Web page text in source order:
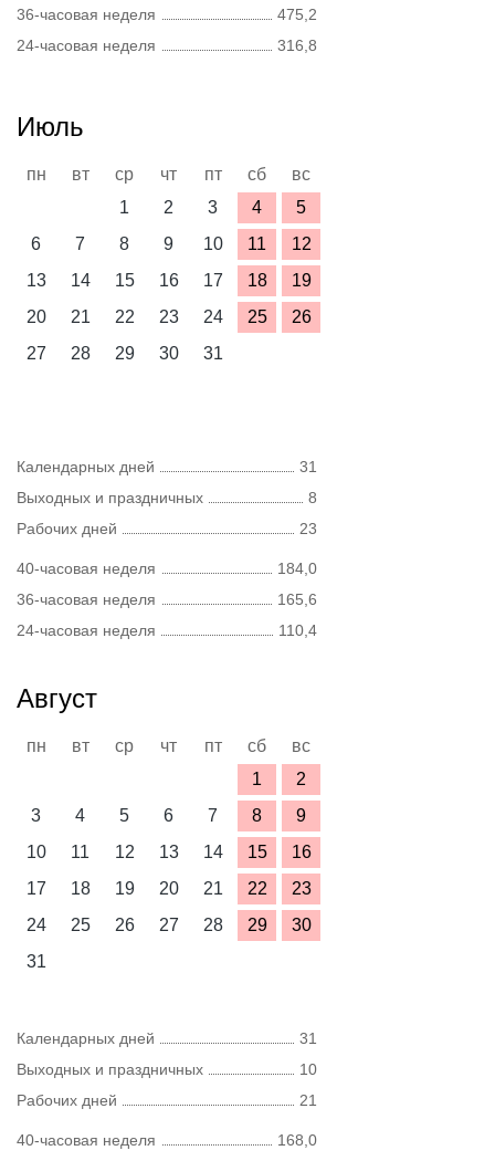
36-часовая неделя
475,2
24-часовая неделя
316,8
Июль
пн вт ср чт пт сб
вс
1
2 3 4
5
6
7 8 9 10 11
12
13
14 15 16 17 18
19
20
21 22 23 24 25
26
27
28 29 30 31
Календарных дней
31
Выходных и праздничных
8
Рабочих дней
23
40-часовая неделя
184,0
36-часовая неделя
165,6
24-часовая неделя
110,4
Август
пн вт ср чт пт сб
вс
1
2
3
4 5 6 7 8
9
10
11 12 13 14 15
16
17
18 19 20 21 22
23
24
25 26 27 28 29
30
31
Календарных дней
31
Выходных и праздничных
10
Рабочих дней
21
40-часовая неделя
168,0